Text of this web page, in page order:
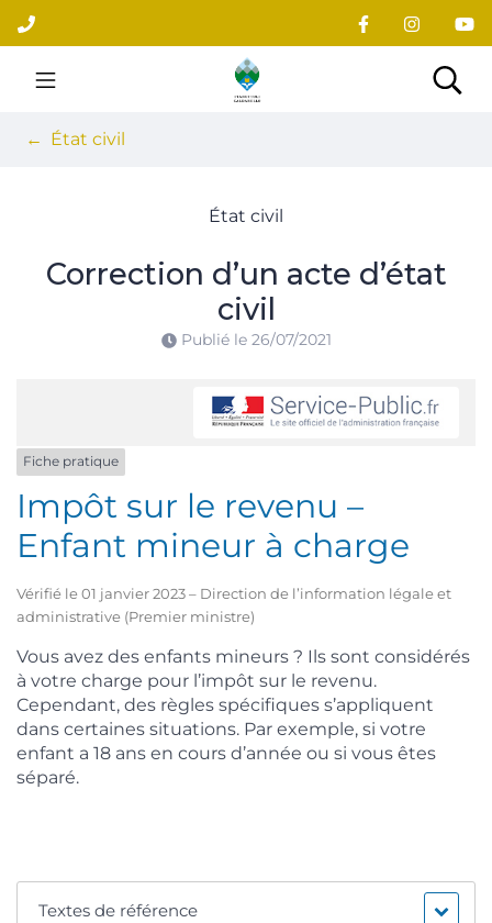
Aller
au
contenu
Site officiel du village
État civil
État civil
Correction d’un acte d’état
civil
Publié le 26/07/2021
Fiche pratique
Impôt sur le revenu –
Enfant mineur à charge
Vérifié le 01 janvier 2023 – Direction de l’information légale et
administrative (Premier ministre)
Vous avez des enfants mineurs ? Ils sont considérés
à votre charge pour l’impôt sur le revenu.
Cependant, des règles spécifiques s’appliquent
dans certaines situations. Par exemple, si votre
enfant a 18 ans en cours d’année ou si vous êtes
séparé.
Textes de référence